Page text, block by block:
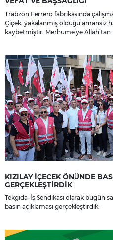
Trabzon Ferrero fabrikasında
Çiçek, yakalanmış olduğu amansız
kaybetmiştir. Merhume’ye
KIZILAY İÇECEK ÖNÜNDE
GERÇEKLEŞTİRDİK
Tekgıda-İş Sendikası olarak bugün
basın açıklaması gerçekleştirdik.